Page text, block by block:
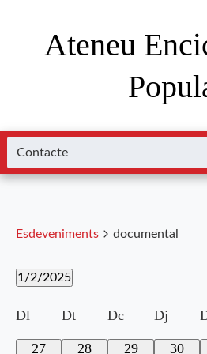
Ateneu
Esdeveniments documental
1/2/2025
una
Calendari
Dl Dt Dc Dj
0
27
0
28
0
29
0
30